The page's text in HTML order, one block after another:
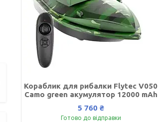
Кораблик для рибалки Flytec V050
Camo green акумулятор 12000 mAh
5 760 ₴
Готово до відправки